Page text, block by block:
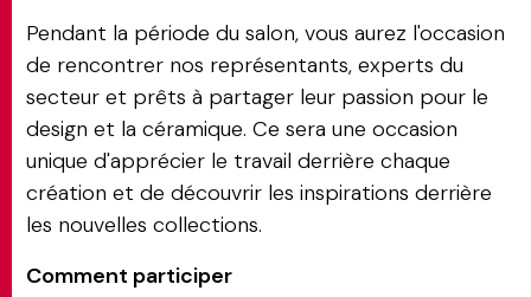
Pendant la période du salon, vous aurez l'occasion
de rencontrer nos représentants, experts du
secteur et prêts à partager leur passion pour le
design et la céramique. Ce sera une occasion
unique d'apprécier le travail derrière chaque
création et de découvrir les inspirations derrière
les nouvelles collections.
Comment participer